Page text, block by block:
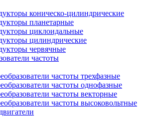
коническо-цилиндрические
планетарные
циклоидальные
цилиндрические
червячные
частоты
частоты трехфазные
частоты однофазные
частоты векторные
частоты высоковольтные